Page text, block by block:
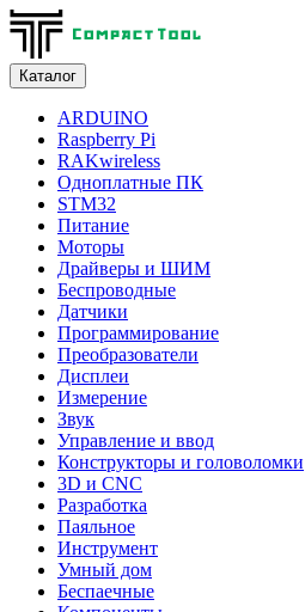
Каталог
ARDUINO
Raspberry Pi
RAKwireless
Одноплатные ПК
STM32
Питание
Моторы
Драйверы и ШИМ
Беспроводные
Датчики
Программирование
Преобразователи
Дисплеи
Измерение
Звук
Управление и ввод
Конструкторы и головоломки
3D и CNC
Разработка
Паяльное
Инструмент
Умный дом
Беспаечные